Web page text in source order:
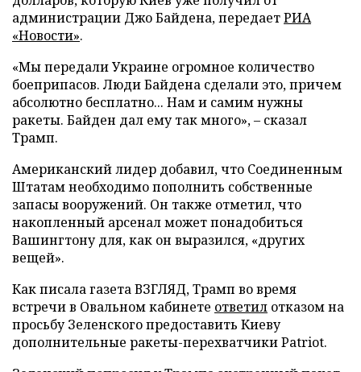
администрации Джо Байдена, передаетРИА
«Новости».
«Мы передали Украине огромное количество
боеприпасов. Люди Байдена сделали это, причем
абсолютно бесплатно... Нам и самим нужны
ракеты. Байден дал ему так много», – сказал
Трамп.
Американский лидер добавил, что Соединенным
Штатам необходимо пополнить собственные
запасы вооружений. Он также отметил, что
накопленный арсенал может понадобиться
Вашингтону для, как он выразился, «других
вещей».
Как писала газета ВЗГЛЯД, Трамп во время
встречи в Овальном кабинете ответил отказом на
просьбу Зеленского предоставить Киеву
дополнительные ракеты-перехватчики Patriot.